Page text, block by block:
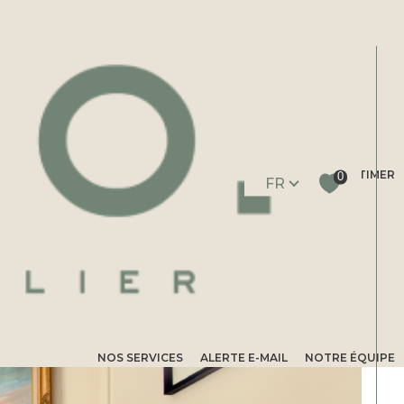
ESTIMER
NOS SERVICES ALERTE E-MAIL NOTRE ÉQUIPE
Langue
FR 0